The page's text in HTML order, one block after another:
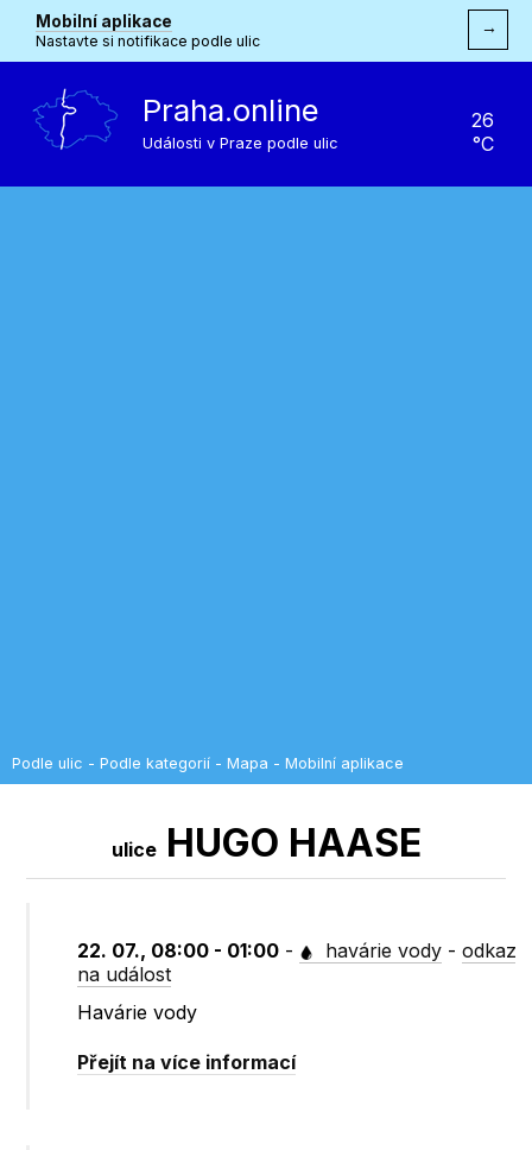
Mobilní aplikace
Nastavte si notifikace podle ulic
→
Praha.online
Události v Praze podle ulic
26
°C
Podle ulic - Podle kategorií - Mapa - Mobilní aplikace
uliceHUGO HAASE
22. 07., 08:00 - 01:00 - havárie vody -odkaz
na událost
Havárie vody
Přejít na více informací